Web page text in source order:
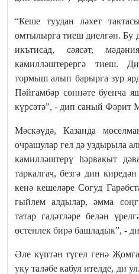
“Кеше туудан ләхет
омтылырга тиеш диелгән. Бу
икътисад, сәясәт,
камилләштерергә тиеш.
тормыш алып барырга зур
Пәйгамбәр сөннәте буенча
күрсәтә”, - дип саный Фәрит
Мәскәүдә, Казанда
очрашулар гел дә уздырыла
камилләштерү һәрвакыт
таркалгач, безгә дин
кенә кешеләре Согуд
гыйлем алдылар, әмма
татар гадәтләре белән
өстенлек бирә башладык”, -
Әле күптән түгел генә Җомга
уку таләбе кабул ителде, ди